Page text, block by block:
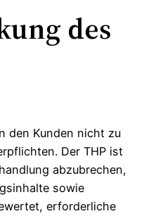
des
den Kunden nicht zu
Der THP ist
abzubrechen,
sowie
erforderliche